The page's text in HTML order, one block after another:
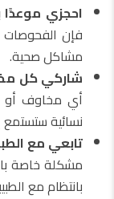
احجزي موعدًا
فإن
مشاكل صحية.
شاركي كل
أي مخاوف أو
نسائية ستستمع
تابعي مع
مشكلة خاصة
بانتظام مع